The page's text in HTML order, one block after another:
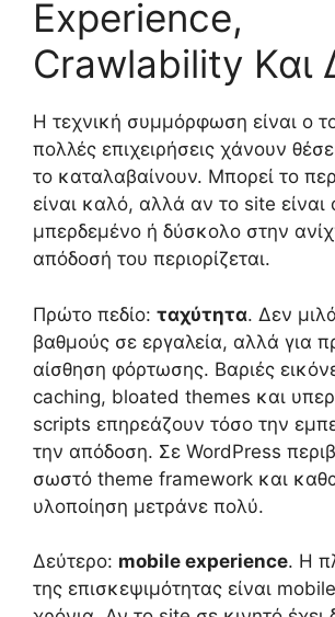
Experience,
Crawlability Και
Η τεχνική συμμόρφωση είναι ο
πολλές επιχειρήσεις χάνουν
το καταλαβαίνουν. Μπορεί το
είναι καλό, αλλά αν το site είναι
μπερδεμένο ή δύσκολο στην
απόδοσή του περιορίζεται.
Πρώτο πεδίο: ταχύτητα. Δεν
βαθμούς σε εργαλεία, αλλά για
αίσθηση φόρτωσης. Βαριές
caching, bloated themes και
scripts επηρεάζουν τόσο την
την απόδοση. Σε WordPress
σωστό theme framework και
υλοποίηση μετράνε πολύ.
Δεύτερο: mobile experience. Η
της επισκεψιμότητας είναι